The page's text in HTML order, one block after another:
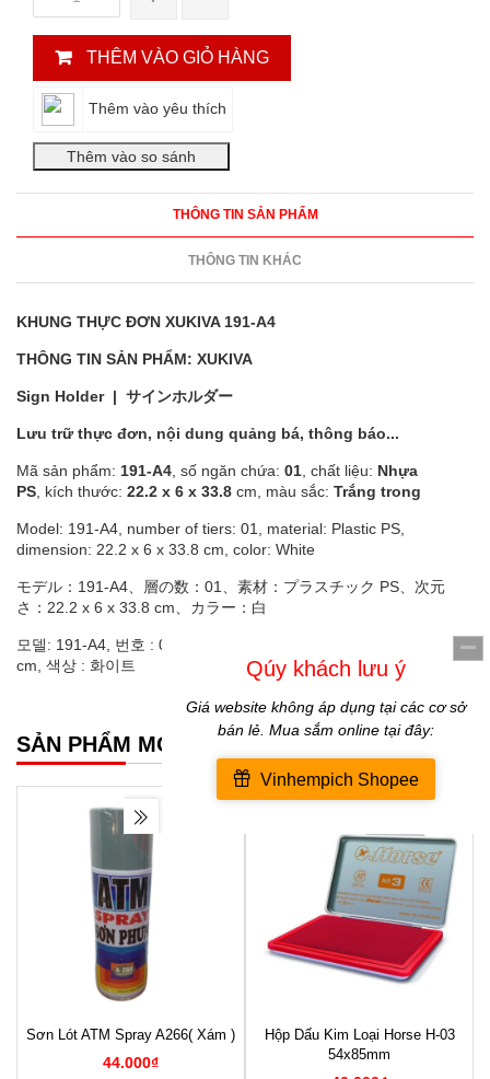
THÊM VÀO GIỎ HÀNG
Thêm vào yêu thích
THÔNG TIN SẢN PHẨM
THÔNG TIN KHÁC
KHUNG THỰC ĐƠN XUKIVA 191-A4
THÔNG TIN SẢN PHẨM: XUKIVA
Sign Holder | サインホルダー
Lưu trữ thực đơn, nội dung quảng bá, thông báo...
Mã sản phẩm: 191-A4, số ngăn chứa: 01, chất liệu: Nhựa
PS, kích thước: 22.2 x 6 x 33.8 cm, màu sắc: Trắng trong
Model: 191-A4, number of tiers: 01, material: Plastic PS,
dimension: 22.2 x 6 x 33.8 cm, color: White
モデル：191-A4、層の数：01、素材：プラスチック PS、次元
さ：22.2 x 6 x 33.8 cm、カラー：白
모델: 191-A4, 번호 : 01, 재질 : 플라스틱 PS, 크기 : 22.2 x 6 x 33.8
cm, 색상 : 화이트
SẢN PHẨM MỚI NHẤT
Sơn Lót ATM Spray A266( Xám )
44.000₫
Hộp Dấu Kim Loại Horse H-03
54x85mm